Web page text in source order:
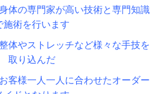
体の専門家が高い技術と専門知識
施術を行います
体やストレッチなど様々な手技を
取り込んだ
客様一人一人に合わせたオーダー